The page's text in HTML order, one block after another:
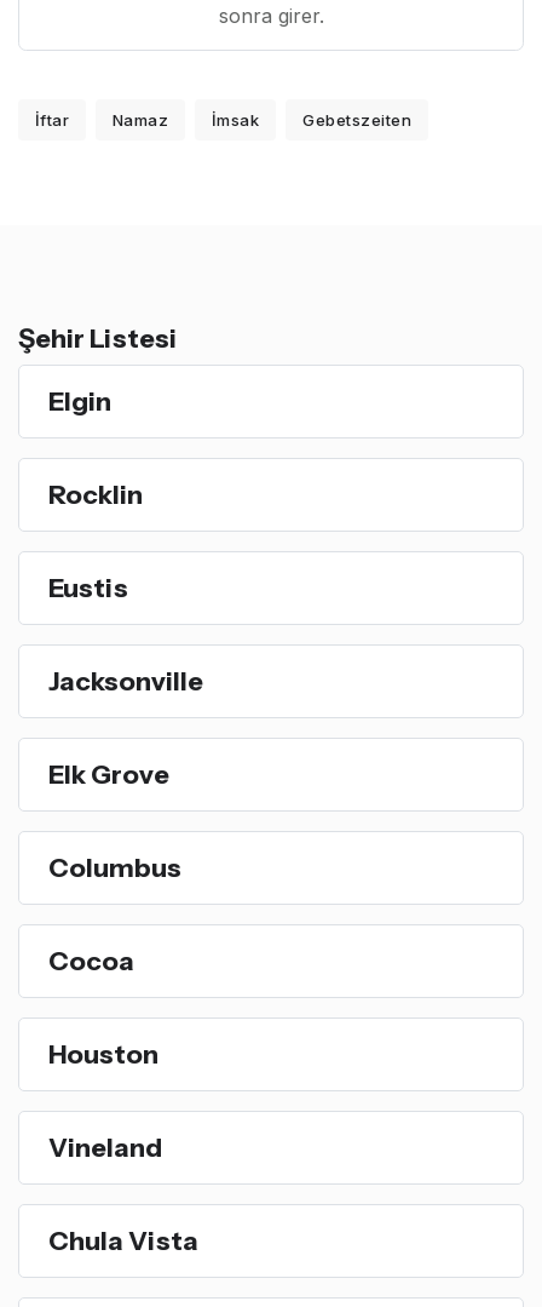
sonra girer.
İftar Namaz İmsak Gebetszeiten
Şehir Listesi
Elgin
Rocklin
Eustis
Jacksonville
Elk Grove
Columbus
Cocoa
Houston
Vineland
Chula Vista